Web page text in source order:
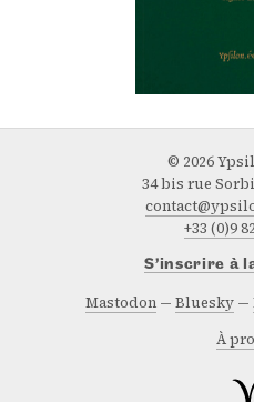
© 2026
34 bis rue
+33 (0)9
S’inscrire à
Mastodon Bluesky
À